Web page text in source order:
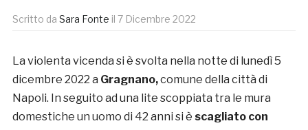
Scritto da Sara Fonte il 7 Dicembre 2022
La violenta vicenda si è svolta nella notte di lunedì 5
dicembre 2022 a Gragnano,comune della città di
Napoli. In seguito ad una lite scoppiata tra le mura
domestiche un uomo di 42 anni si è scagliato con